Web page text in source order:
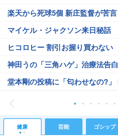
楽天から死球5個 新庄監督が苦言
マイケル・ジャクソン来日秘話
ヒコロヒー 割引お握り買わない
神田うの「三角ハゲ」治療法告白
堂本剛の投稿に「匂わせなの?」
健康 芸能 ゴシップ